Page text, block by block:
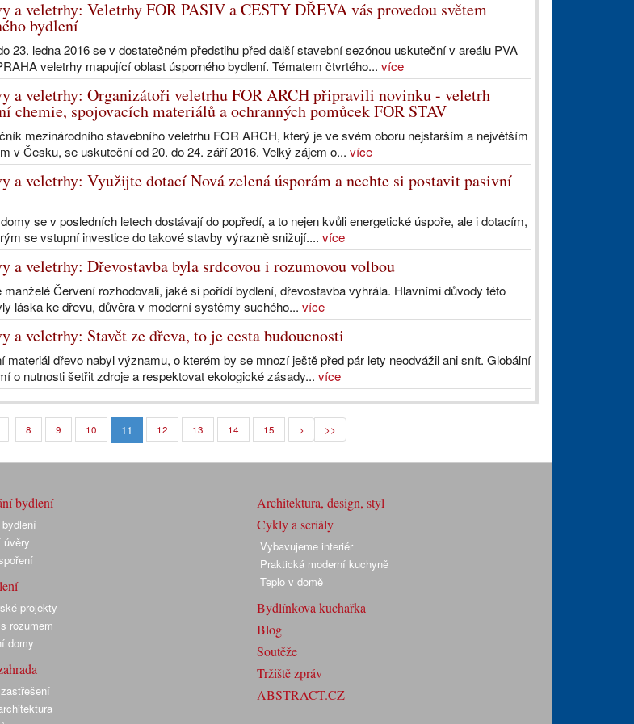
a veletrhy: Veletrhy FOR PASIV a CESTY DŘEVA vás provedou světem
bydlení
23. ledna 2016 se v dostatečném předstihu před další stavební sezónou uskuteční v areálu PVA
veletrhy mapující oblast úsporného bydlení. Tématem čtvrtého... více
a veletrhy: Organizátoři veletrhu FOR ARCH připravili novinku - veletrh
chemie, spojovacích materiálů a ochranných pomůcek FOR STAV
mezinárodního stavebního veletrhu FOR ARCH, který je ve svém oboru nejstarším a největším
v Česku, se uskuteční od 20. do 24. září 2016. Velký zájem o... více
a veletrhy: Využijte dotací Nová zelená úsporám a nechte si postavit pasivní
se v posledních letech dostávají do popředí, a to nejen kvůli energetické úspoře, ale i dotacím,
se vstupní investice do takové stavby výrazně snižují.... více
a veletrhy: Dřevostavba byla srdcovou i rozumovou volbou
manželé Červení rozhodovali, jaké si pořídí bydlení, dřevostavba vyhrála. Hlavními důvody této
láska ke dřevu, důvěra v moderní systémy suchého... více
a veletrhy: Stavět ze dřeva, to je cesta budoucnosti
materiál dřevo nabyl významu, o kterém by se mnozí ještě před pár lety neodvážil ani snít. Globální
o nutnosti šetřit zdroje a respektovat ekologické zásady... více
8 9 10 11 12 13 14 15 > >>
bydlení
úvěry
projekty
rozumem
domy
Architektura, design, styl
Cykly a seriály
Vybavujeme interiér
Praktická moderní kuchyně
Teplo v domě
Bydlínkova kuchařka
Blog
Soutěže
Tržiště zpráv
ABSTRACT.CZ